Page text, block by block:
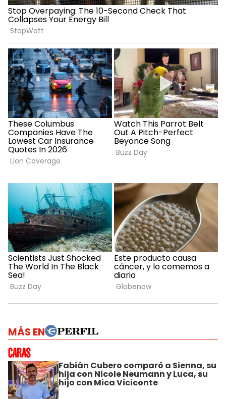
MÁS EN
Fabián Cubero comparó a Sienna, su
hija con Nicole Neumann y Luca, su
hijo con Mica Viciconte